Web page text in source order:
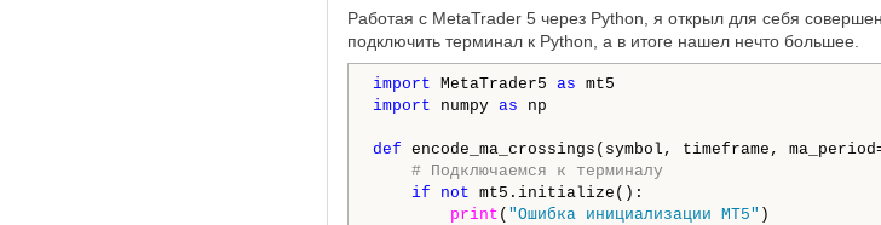
Работая с MetaTrader 5 через Python, я открыл для себя
подключить терминал к Python, а в итоге нашел нечто большее.
import MetaTrader5 as
import numpy as np
def encode_ma_crossings(symbol, timeframe,
# Подключаемся к терминалу
if
not mt5.initialize():
print ( "Ошибка инициализации MT5" )